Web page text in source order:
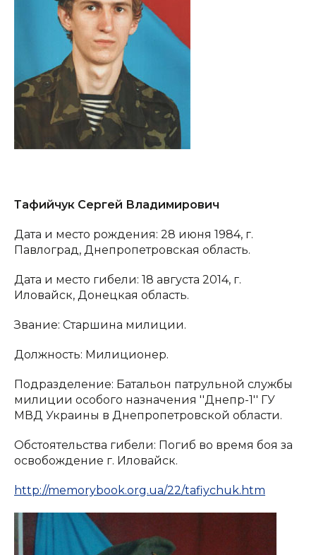
Тафийчук Сергей Владимирович
Дата и место рождения: 28 июня 1984, г.
Павлоград, Днепропетровская область.
Дата и место гибели: 18 августа 2014, г.
Иловайск, Донецкая область.
Звание: Старшина милиции.
Должность: Милиционер.
Подразделение: Батальон патрульной службы
милиции особого назначения ''Днепр-1'' ГУ
МВД Украины в Днепропетровской области.
Обстоятельства гибели: Погиб во время боя за
освобождение г. Иловайск.
http://memorybook.org.ua/22/tafiychuk.htm